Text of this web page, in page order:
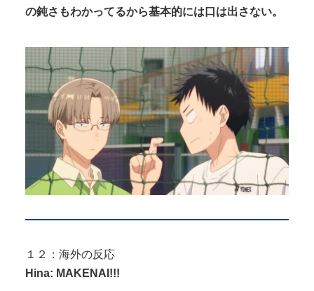
の鈍さもわかってるから基本的には口は出さない。
１２：海外の反応
Hina: MAKENAI!!!